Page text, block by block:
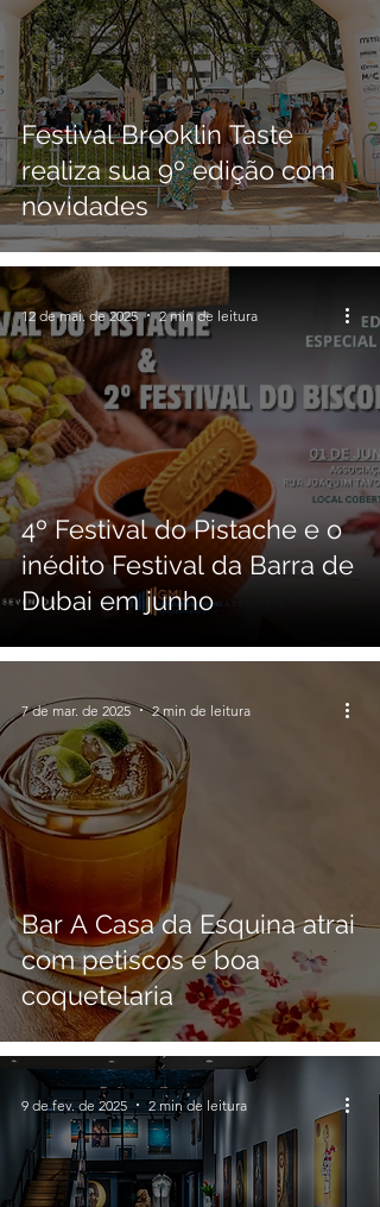
Festival Brooklin Taste
realiza sua 9º edição com
novidades
4º Festival do Pistache e o
inédito Festival da Barra de
Dubai em junho
12 de mai. de 2025 2 min de leitura
Bar A Casa da Esquina atrai
com petiscos e boa
coquetelaria
7 de mar. de 2025 2 min de leitura
9 de fev. de 2025 2 min de leitura